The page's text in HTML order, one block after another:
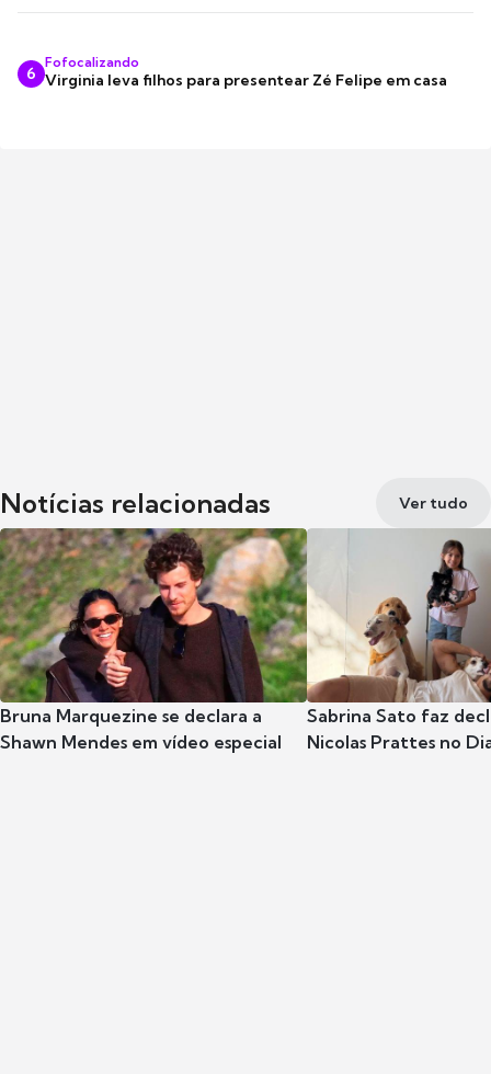
6
Fofocalizando
Virginia leva filhos para presentear Zé Felipe em casa
Notícias relacionadas Ver tudo
Bruna Marquezine se declara a
Shawn Mendes em vídeo especial
Sabrina Sato faz
Nicolas Prattes no